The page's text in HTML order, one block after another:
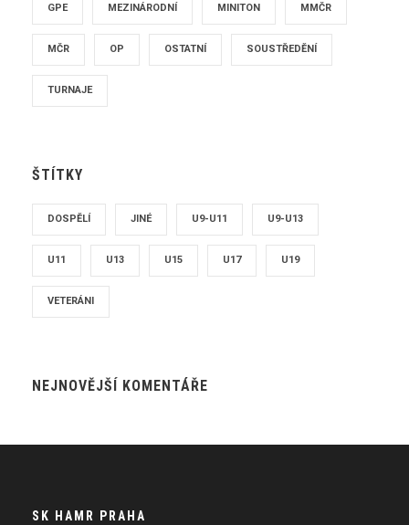
GPE MEZINÁRODNÍ MINITON MMČR
MČR OP OSTATNÍ SOUSTŘEDĚNÍ
TURNAJE
ŠTÍTKY
DOSPĚLÍ JINÉ U9-U11 U9-U13
U11 U13 U15 U17 U19
VETERÁNI
NEJNOVĚJŠÍ KOMENTÁŘE
SK HAMR PRAHA